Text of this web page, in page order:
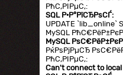
РћС‚РІРµС‚:
SQL Р·Р°РїСЂРѕСЃ:
UPDATE `lib_online`
MySQL
MySQL
РќРѕРјРµСЂ
РћС‚РІРµС‚:
Can't connect to